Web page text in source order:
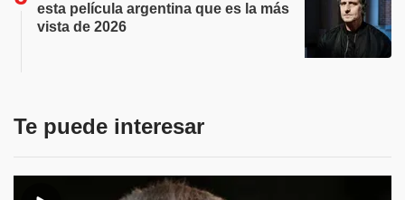
esta película argentina que es la más
vista de 2026
Te puede interesar